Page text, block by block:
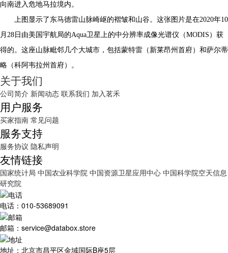
向南进入危地马拉境内。
上图显示了东马德雷山脉崎岖的褶皱和山谷。这张图片是在2020年10
月28日由美国宇航局的Aqua卫星上的中分辨率成像光谱仪（MODIS）获
得的。这座山脉毗邻几个大城市，包括蒙特雷（新莱昂州首府）和萨尔蒂
略（科阿韦拉州首府）。
关于我们
公司简介 新闻动态 联系我们 加入茗禾
用户服务
买家指南 常见问题
服务支持
服务协议 隐私声明
友情链接
国家统计局 中国农业科学院 中国资源卫星应用中心 中国科学院空天信息
研究院
电话：010-53689091
邮箱：service@databox.store
地址：北京市昌平区金域国际B座5层